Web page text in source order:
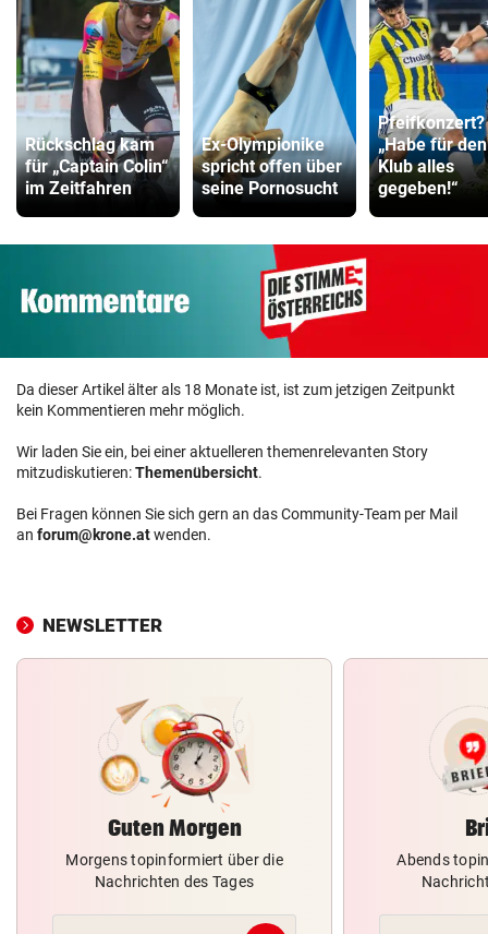
Rückschlag kam
für „Captain Colin“
im Zeitfahren
Ex-Olympionike
spricht offen über
seine Pornosucht
Pfeifkonzert?
„Habe für den
Klub alles
gegeben!“
Da dieser Artikel älter als 18 Monate ist, ist zum jetzigen Zeitpunkt
kein Kommentieren mehr möglich.
Wir laden Sie ein, bei einer aktuelleren themenrelevanten Story
mitzudiskutieren:Themenübersicht.
Bei Fragen können Sie sich gern an das Community-Team per Mail
an forum@krone.atwenden.
NEWSLETTER
Guten Morgen
Morgens topinformiert über die
Nachrichten des Tages
Abends